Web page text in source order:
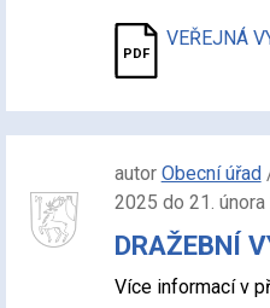
VEŘEJNÁ
autor Obecní úřad
2025 do 21.
DRAŽEBNÍ
Více informací v